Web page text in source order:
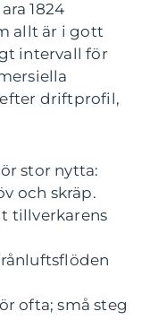
1824
allt är i gott
intervall för
efter driftprofil,
stor nytta:
och skräp.
tillverkarens
ofta; små steg